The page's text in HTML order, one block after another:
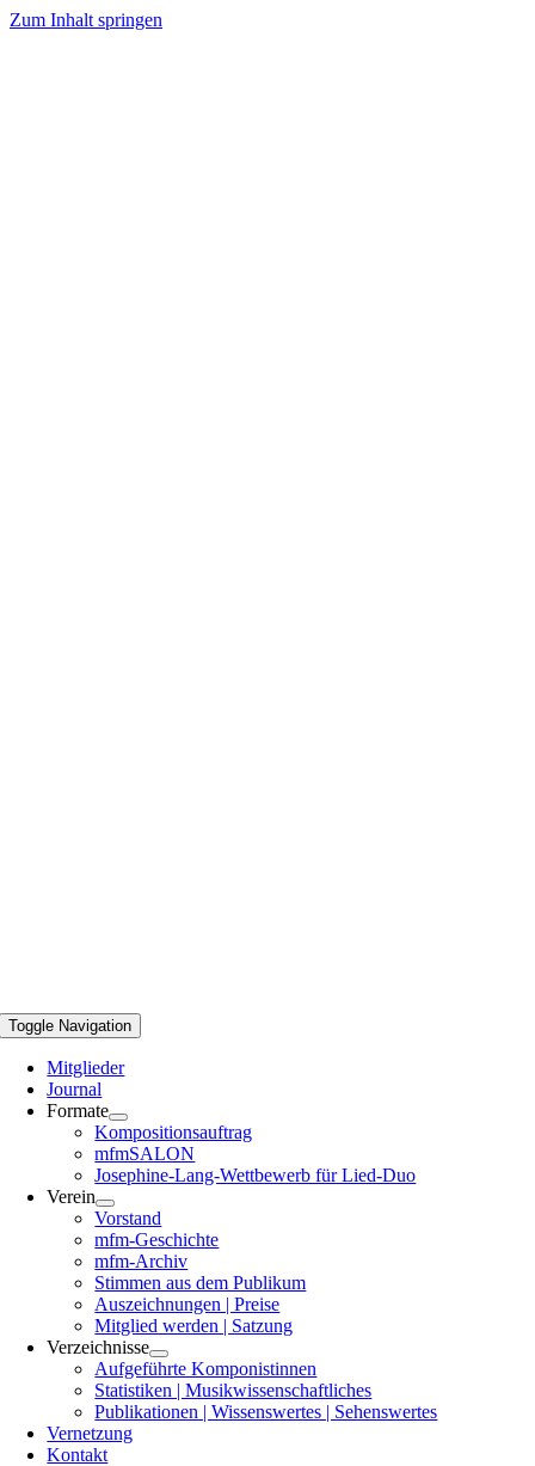
Zum Inhalt springen
Toggle Navigation
Mitglieder
Journal
Formate
Kompositionsauftrag
mfmSALON
Josephine-Lang-Wettbewerb für Lied-Duo
Verein
Vorstand
mfm-Geschichte
mfm-Archiv
Stimmen aus dem Publikum
Auszeichnungen | Preise
Mitglied werden | Satzung
Verzeichnisse
Aufgeführte Komponistinnen
Statistiken | Musikwissenschaftliches
Publikationen | Wissenswertes | Sehenswertes
Vernetzung
Kontakt